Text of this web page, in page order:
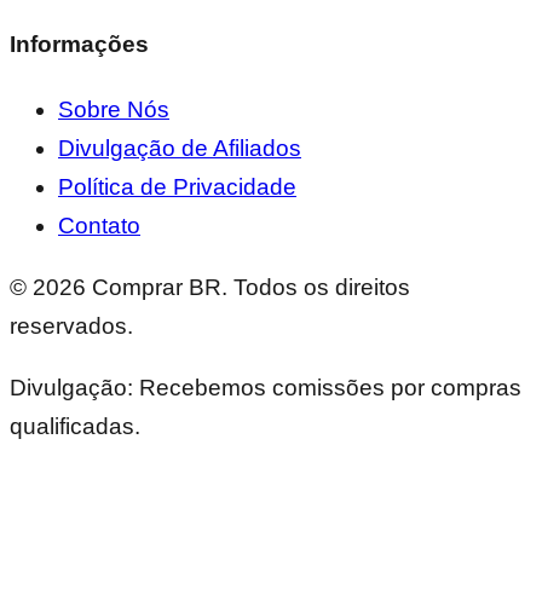
Informações
Sobre Nós
Divulgação de Afiliados
Política de Privacidade
Contato
© 2026 Comprar BR. Todos os direitos
reservados.
Divulgação: Recebemos comissões por compras
qualificadas.